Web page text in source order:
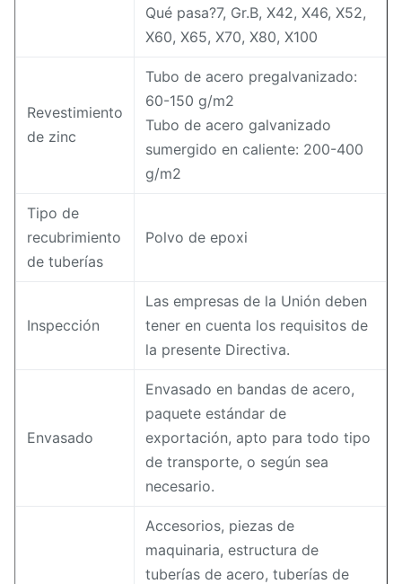
Qué pasa?7, Gr.B, X42, X46, X52,
X60, X65, X70, X80, X100
Revestimiento
de zinc
Tubo de acero pregalvanizado:
60-150 g/m2
Tubo de acero galvanizado
sumergido en caliente: 200-400
g/m2
Tipo de
recubrimiento
de tuberías
Polvo de epoxi
Inspección
Las empresas de la Unión deben
tener en cuenta los requisitos de
la presente Directiva.
Envasado
Envasado en bandas de acero,
paquete estándar de
exportación, apto para todo tipo
de transporte, o según sea
necesario.
Accesorios, piezas de
maquinaria, estructura de
tuberías de acero, tuberías de